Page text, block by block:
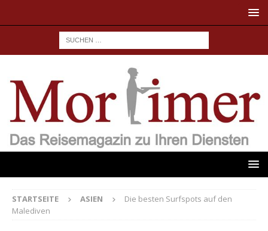
STARTSEITE ASIEN
Die besten Surfspots auf den
Malediven